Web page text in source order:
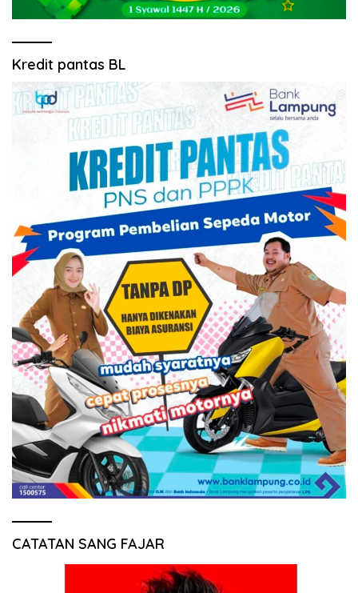
Kredit pantas BL
CATATAN SANG FAJAR